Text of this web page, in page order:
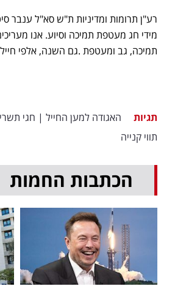
רע"ן תרומות ומדיניות ת"ש סא"ל ענבר
מידי חג מעטפת תמיכה וסיוע. אנו
תמיכה, גב ומעטפת .גם השנה, אלפי
תגיות האגודה למען החייל | חגי תשרי
תווי קנייה
הכתבות החמות